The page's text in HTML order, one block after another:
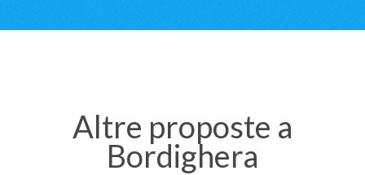
Altre proposte a
Bordighera